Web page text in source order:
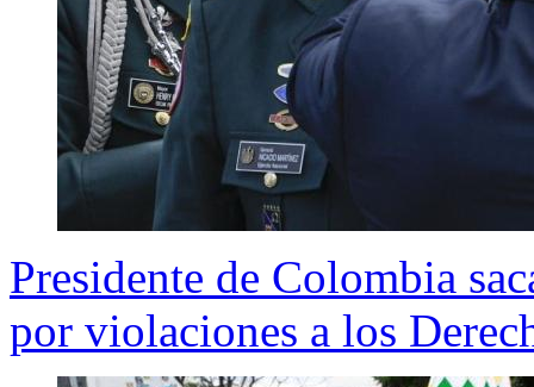
Presidente de Colombia
por violaciones a los